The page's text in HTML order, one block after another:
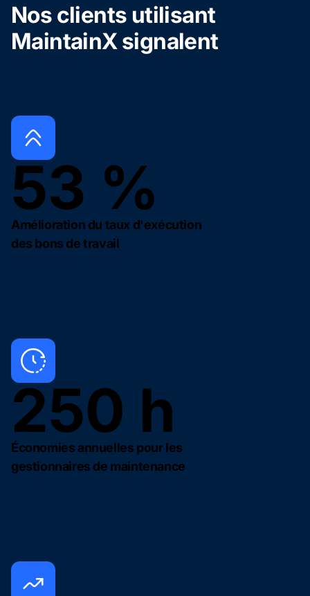
Nos clients utilisant
MaintainX signalent
53 %
Amélioration du taux d'exécution
des bons de travail
250 h
Économies annuelles pour les
gestionnaires de maintenance